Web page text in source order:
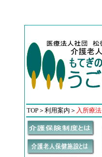
TOP＞利用案内＞ 入所療法